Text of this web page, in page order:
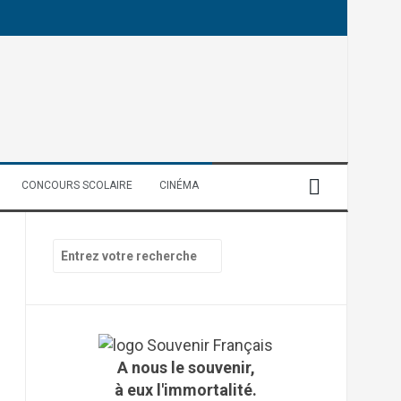
CONCOURS SCOLAIRE CINÉMA
A nous le souvenir,
à eux l'immortalité.